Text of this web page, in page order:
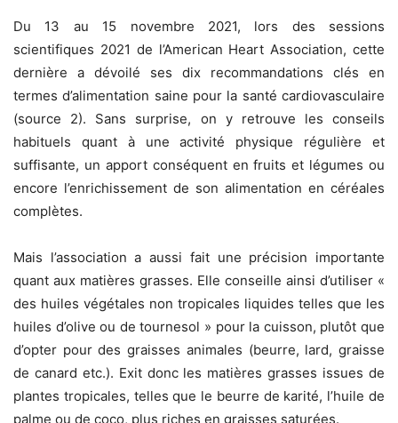
Du 13 au 15 novembre 2021, lors des sessions
scientifiques 2021 de l’American Heart Association, cette
dernière a dévoilé ses dix recommandations clés en
termes d’alimentation saine pour la santé cardiovasculaire
(source 2). Sans surprise, on y retrouve les conseils
habituels quant à une activité physique régulière et
suffisante, un apport conséquent en fruits et légumes ou
encore l’enrichissement de son alimentation en céréales
complètes.
Mais l’association a aussi fait une précision importante
quant aux matières grasses. Elle conseille ainsi d’utiliser «
des huiles végétales non tropicales liquides telles que les
huiles d’olive ou de tournesol » pour la cuisson, plutôt que
d’opter pour des graisses animales (beurre, lard, graisse
de canard etc.). Exit donc les matières grasses issues de
plantes tropicales, telles que le beurre de karité, l’huile de
palme ou de coco, plus riches en graisses saturées.